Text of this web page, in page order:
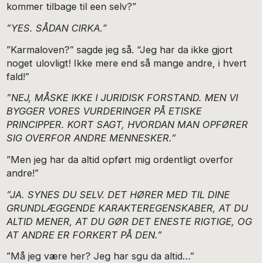
kommer tilbage til een selv?”
”YES. SÅDAN CIRKA.”
”Karmaloven?” sagde jeg så. “Jeg har da ikke gjort
noget ulovligt! Ikke mere end så mange andre, i hvert
fald!”
”NEJ, MÅSKE IKKE I JURIDISK FORSTAND. MEN VI
BYGGER VORES VURDERINGER PÅ ETISKE
PRINCIPPER. KORT SAGT, HVORDAN MAN OPFØRER
SIG OVERFOR ANDRE MENNESKER.”
”Men jeg har da altid opført mig ordentligt overfor
andre!”
”JA. SYNES DU SELV. DET HØRER MED TIL DINE
GRUNDLÆGGENDE KARAKTEREGENSKABER, AT DU
ALTID MENER, AT DU GØR DET ENESTE RIGTIGE, OG
AT ANDRE ER FORKERT PÅ DEN.”
”Må jeg være her? Jeg har sgu da altid…”